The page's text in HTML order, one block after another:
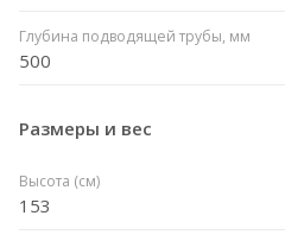
Глубина подводящей трубы, мм
500
Размеры и вес
Высота (см)
153